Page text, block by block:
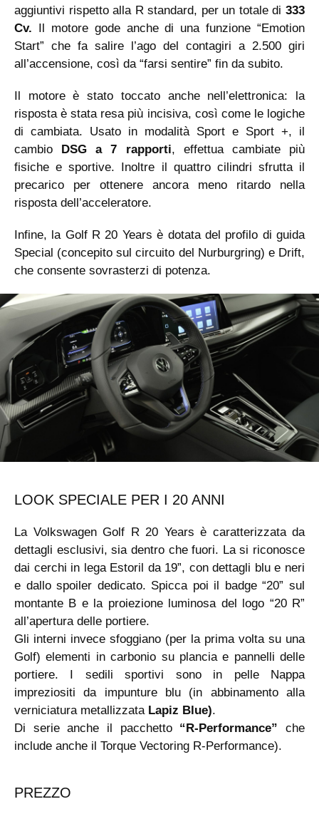
aggiuntivi rispetto alla R standard, per un totale di 333
Cv. Il motore gode anche di una funzione “Emotion
Start” che fa salire l’ago del contagiri a 2.500 giri
all’accensione, così da “farsi sentire” fin da subito.
Il motore è stato toccato anche nell’elettronica: la
risposta è stata resa più incisiva, così come le logiche
di cambiata. Usato in modalità Sport e Sport +, il
cambio DSG a 7 rapporti, effettua cambiate più
fisiche e sportive. Inoltre il quattro cilindri sfrutta il
precarico per ottenere ancora meno ritardo nella
risposta dell’acceleratore.
Infine, la Golf R 20 Years è dotata del profilo di guida
Special (concepito sul circuito del Nurburgring) e Drift,
che consente sovrasterzi di potenza.
LOOK SPECIALE PER I 20 ANNI
La Volkswagen Golf R 20 Years è caratterizzata da
dettagli esclusivi, sia dentro che fuori. La si riconosce
dai cerchi in lega Estoril da 19”, con dettagli blu e neri
e dallo spoiler dedicato. Spicca poi il badge “20” sul
montante B e la proiezione luminosa del logo “20 R”
all’apertura delle portiere.
Gli interni invece sfoggiano (per la prima volta su una
Golf) elementi in carbonio su plancia e pannelli delle
portiere. I sedili sportivi sono in pelle Nappa
impreziositi da impunture blu (in abbinamento alla
verniciatura metallizzata Lapiz Blue).
Di serie anche il pacchetto “R-Performance”che
include anche il Torque Vectoring R-Performance).
PREZZO